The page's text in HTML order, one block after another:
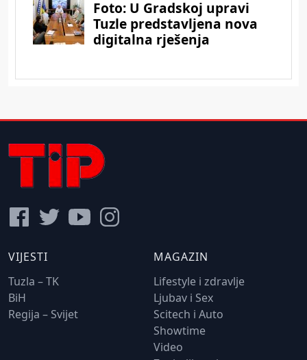
VIJESTI
Tuzla – TK
BiH
Regija – Svijet
MAGAZIN
Lifestyle i zdravlje
Ljubav i Sex
Scitech i Auto
Showtime
Video